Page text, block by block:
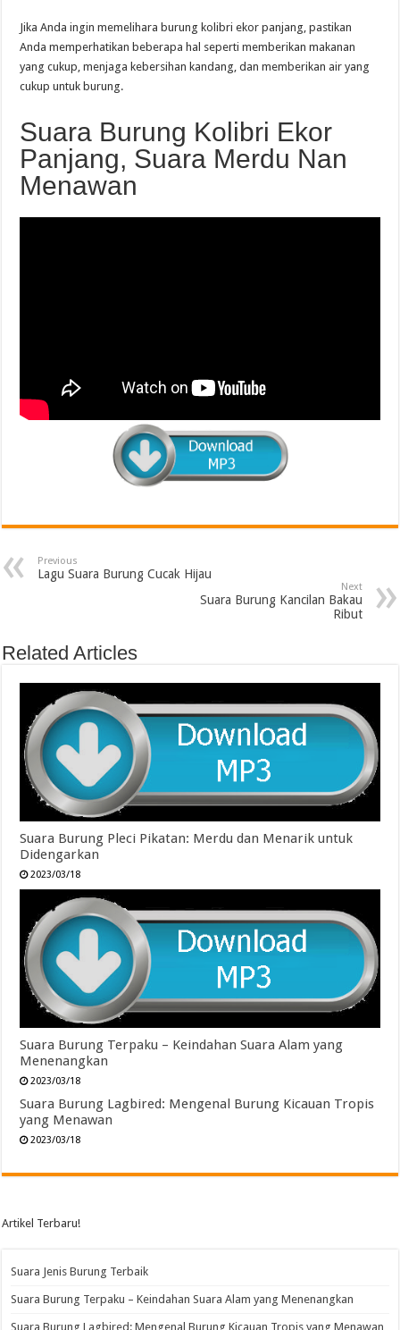
Jika Anda ingin memelihara burung kolibri ekor panjang, pastikan
Anda memperhatikan beberapa hal seperti memberikan makanan
yang cukup, menjaga kebersihan kandang, dan memberikan air yang
cukup untuk burung.
Suara Burung Kolibri Ekor
Panjang, Suara Merdu Nan
Menawan
Previous
Lagu Suara Burung Cucak Hijau
Next
Suara Burung Kancilan Bakau
Ribut
Related Articles
Suara Burung Pleci Pikatan: Merdu dan Menarik untuk
Didengarkan
2023/03/18
Suara Burung Terpaku – Keindahan Suara Alam yang
Menenangkan
2023/03/18
Suara Burung Lagbired: Mengenal Burung Kicauan Tropis
yang Menawan
2023/03/18
Artikel Terbaru!
Suara Jenis Burung Terbaik
Suara Burung Terpaku – Keindahan Suara Alam yang Menenangkan
Suara Burung Lagbired: Mengenal Burung Kicauan Tropis yang Menawan